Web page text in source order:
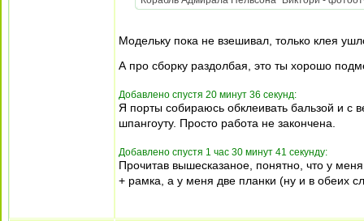
Модельку пока не взешивал, только клея
А про сборку раздолбая, это ты хорошо
Добавлено спустя 20 минут 36 секунд:
Я порты собираюсь обклеивать бальзой и с
шпангоуту. Просто работа не закончена.
Добавлено спустя 1 час 30 минут 41 секунду:
Прочитав вышесказаное, понятно, что у
+ рамка, а у меня две планки (ну и в обеих